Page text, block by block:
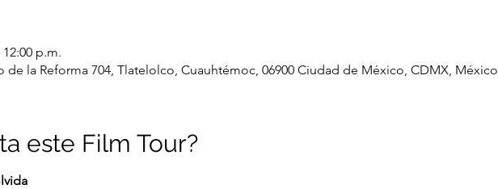
p.m.
de la Reforma 704, Tlatelolco, Cuauhtémoc, 06900 Ciudad de México, CDMX, México
este Film Tour?